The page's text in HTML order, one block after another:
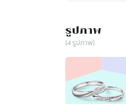
รูปภาพ
(4รูปภาพ)